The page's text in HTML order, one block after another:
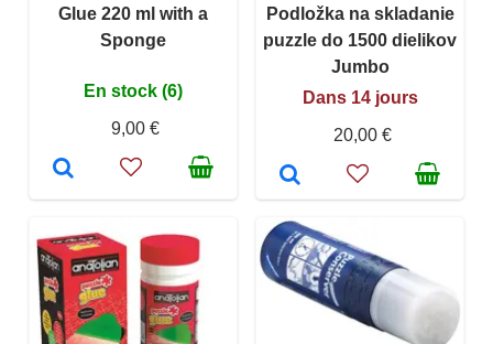
Glue 220 ml with a
Sponge
En stock (6)
9,00 €
Podložka na skladanie
puzzle do 1500 dielikov
Jumbo
Dans 14 jours
20,00 €